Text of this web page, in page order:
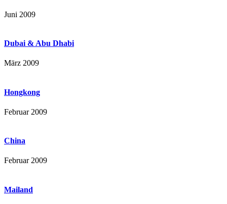
Juni 2009
Dubai & Abu Dhabi
März 2009
Hongkong
Februar 2009
China
Februar 2009
Mailand